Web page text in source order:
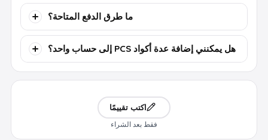
ما طرق الدفع المتاحة؟
هل يمكنني إضافة عدة أكواد PCS إلى حساب واحد؟
اكتب تقييمًا
فقط بعد الشراء